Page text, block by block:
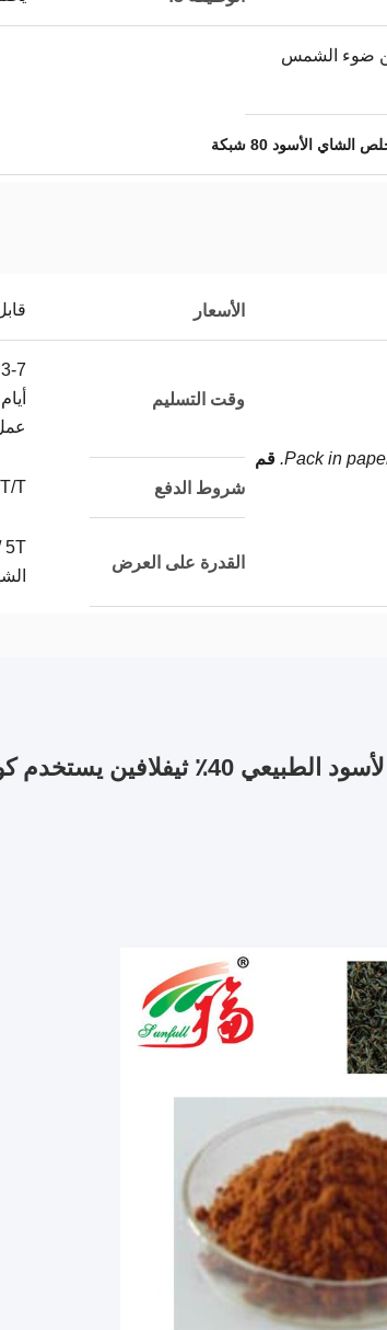
عن ضوء الشمس
الشاي الأسود 80 شبكة
الأسعار
Pack in قم
وقت التسليم
3-7
أيام
شروط الدفع T/T
القدرة على العرض
/
يستخدم كوسيط للدواء